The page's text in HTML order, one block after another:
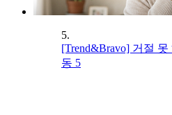
5.
[Trend&Bravo] 거절
동 5